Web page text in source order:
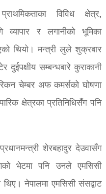
विविध क्षेत्र,
व्यापार र लगानीको भूमिका
थियो। मन्त्री लुले शुक्रबार
सम्बन्धबारे कुराकानी
चेम्बर अफ कमर्सको घोषणा
क्षेत्रका प्रतिनिधिसँग पनि
शेरबहादुर देउवासँग
भेटमा पनि उनले एमसिसी
थिए। नेपालमा एमसिसी संसद्बाट